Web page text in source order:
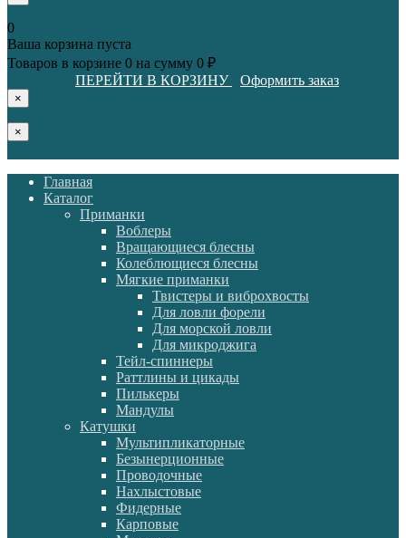
0
Ваша корзина пуста
Товаров в корзине 0 на сумму 0 ₽
ПЕРЕЙТИ В КОРЗИНУ
Оформить заказ
×
×
Главная
Каталог
Приманки
Воблеры
Вращающиеся блесны
Колеблющиеся блесны
Мягкие приманки
Твистеры и виброхвосты
Для ловли форели
Для морской ловли
Для микроджига
Тейл-спиннеры
Раттлины и цикады
Пилькеры
Мандулы
Катушки
Мультипликаторные
Безынерционные
Проводочные
Нахлыстовые
Фидерные
Карповые